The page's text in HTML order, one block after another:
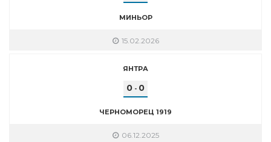
МИНЬОР
15.02.2026
ЯНТРА
0 - 0
ЧЕРНОМОРЕЦ 1919
06.12.2025